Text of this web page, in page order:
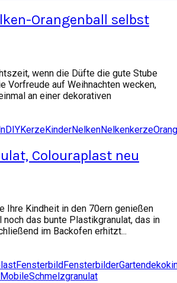
Orangenball selbst
wenn die Düfte die gute Stube
Vorfreude auf Weihnachten wecken,
an einer dekorativen
DIYKerzeKinderNelkenNelkenkerze
Colouraplast neu
Ihre Kindheit in den 70ern genießen
noch das bunte Plastikgranulat, das in
im Backofen erhitzt...
Fensterbild FensterbilderGartendeko
MobileSchmelzgranulat